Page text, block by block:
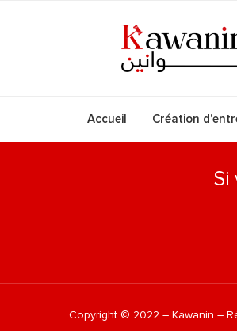
Accueil Création
Si
Copyright © 2022 – Kawanin –